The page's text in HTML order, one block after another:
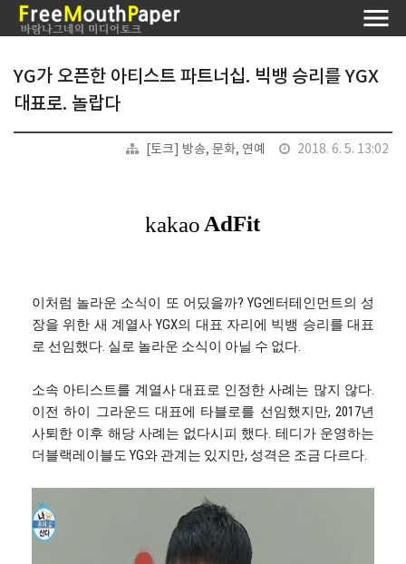
YG가 오픈한 아티스트 파트너십. 빅뱅 승리를 YGX
대표로. 놀랍다
[토크] 방송, 문화, 연예 2018. 6. 5. 13:02
이처럼 놀라운 소식이 또 어딨을까? YG엔터테인먼트의 성
장을 위한 새 계열사 YGX의 대표 자리에 빅뱅 승리를 대표
로 선임했다. 실로 놀라운 소식이 아닐 수 없다.
소속 아티스트를 계열사 대표로 인정한 사례는 많지 않다.
이전 하이 그라운드 대표에 타블로를 선임했지만, 2017년
사퇴한 이후 해당 사례는 없다시피 했다. 테디가 운영하는
더블랙레이블도 YG와 관계는 있지만, 성격은 조금 다르다.